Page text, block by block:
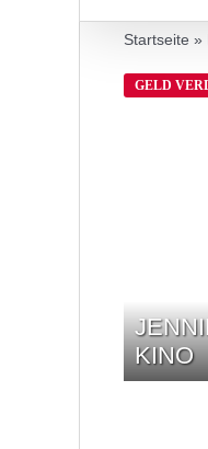
Startseite »
GELD
KINO